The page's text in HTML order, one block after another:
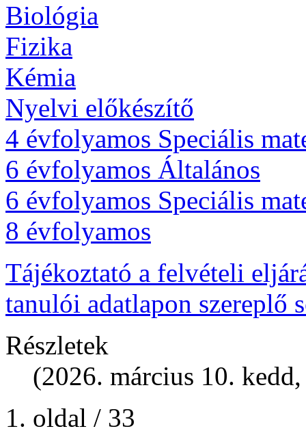
Biológia
Fizika
Kémia
Nyelvi előkészítő
4 évfolyamos Speciális
6 évfolyamos Általános
6 évfolyamos Speciális
8 évfolyamos
Tájékoztató a felvételi
tanulói adatlapon szereplő
Részletek
(2026. március 10.
1. oldal / 33